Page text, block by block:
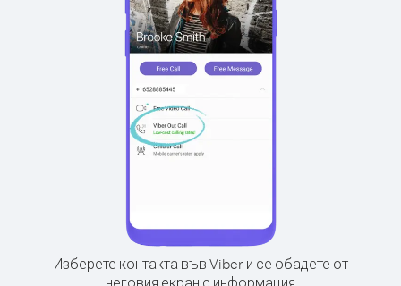
Изберете контакта във Viber и се обадете от
неговия екран с информация